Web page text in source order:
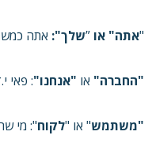
"אתה" או ”שלך": אתה
"החברה" או "אנחנו": פאי
"משתמש" או "לקוח": מי